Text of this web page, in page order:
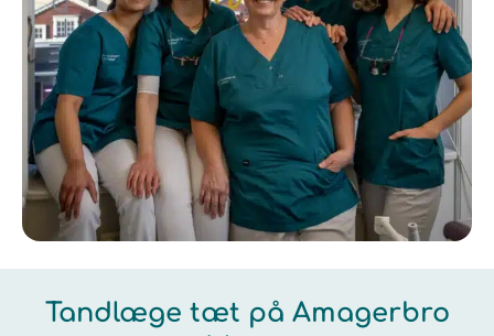
Tandlæge tæt på Amagerbro